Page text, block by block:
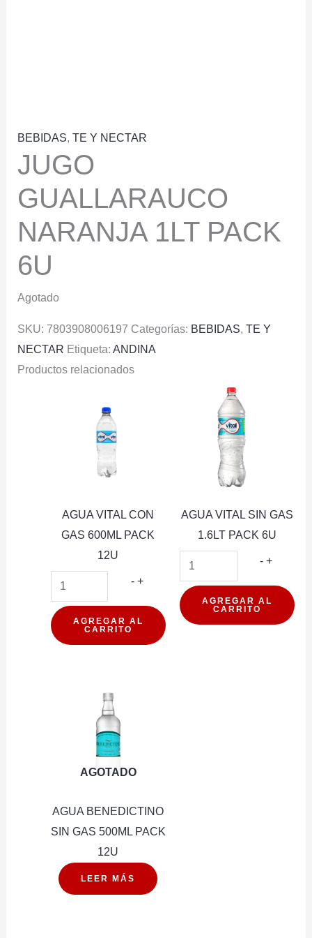
BEBIDAS, TE Y NECTAR
JUGO
GUALLARAUCO
NARANJA 1LT PACK
6U
Agotado
SKU: 7803908006197 Categorías: BEBIDAS, TE Y
NECTAR Etiqueta: ANDINA
Productos relacionados
AGUA VITAL CON
GAS 600ML PACK
12U
- AGUA
CON
GAS
+
AGREGAR AL
CARRITO
AGUA VITAL SIN GAS
1.6LT PACK 6U
- AGUA
SIN
GAS
+
AGREGAR AL
CARRITO
AGOTADO
AGUA BENEDICTINO
SIN GAS 500ML PACK
12U
LEER MÁS